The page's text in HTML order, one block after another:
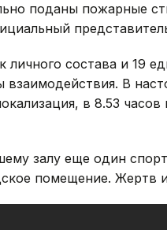
поданы пожарные
личного состава и 19
В
в 8.53
залу еще один
помещение. Жертв